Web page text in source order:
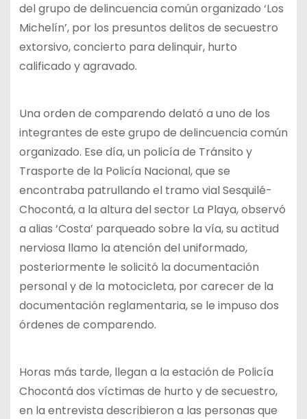
del grupo de delincuencia común organizado ‘Los
Michelín’, por los presuntos delitos de secuestro
extorsivo, concierto para delinquir, hurto
calificado y agravado.
Una orden de comparendo delató a uno de los
integrantes de este grupo de delincuencia común
organizado. Ese día, un policía de Tránsito y
Trasporte de la Policía Nacional, que se
encontraba patrullando el tramo vial Sesquilé-
Chocontá, a la altura del sector La Playa, observó
a alias ‘Costa’ parqueado sobre la vía, su actitud
nerviosa llamo la atención del uniformado,
posteriormente le solicitó la documentación
personal y de la motocicleta, por carecer de la
documentación reglamentaria, se le impuso dos
órdenes de comparendo.
Horas más tarde, llegan a la estación de Policía
Chocontá dos víctimas de hurto y de secuestro,
en la entrevista describieron a las personas que